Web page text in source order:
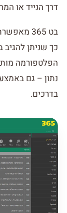
דרך הנייד או
בט 365
כך שניתן
הפלטפורמה
נתון – גם
בדרכים.